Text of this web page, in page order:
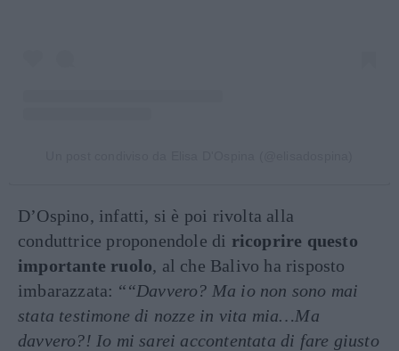
D’Ospino, infatti, si è poi rivolta alla
conduttrice proponendole di ricoprire questo
importante ruolo, al che Balivo ha risposto
imbarazzata: ““Davvero? Ma io non sono mai
stata testimone di nozze in vita mia…Ma
davvero?! Io mi sarei accontentata di fare giusto